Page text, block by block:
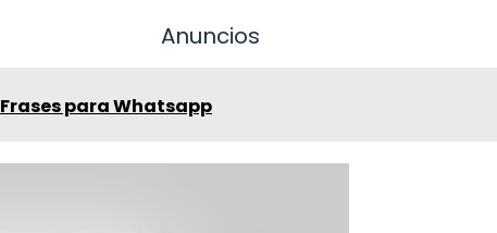
Anuncios
Frases para Whatsapp